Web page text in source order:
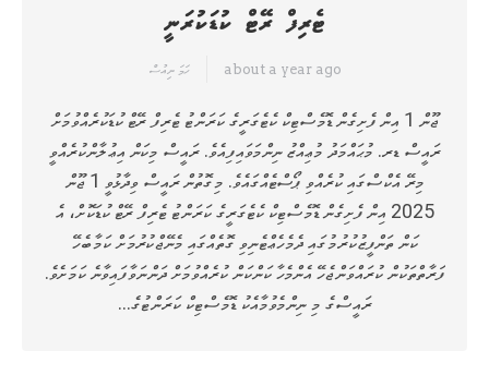
ޓެރިފް ރޭޓް ކުޑަކުރަނީ
ހަމަ ނިއުސް about a year ago
ޖޫން 1 އިން ފެށިގެން ޑޮމެސްޓިކް ކެޓެގަރީގެ ކަރަންޓު ޓެރިފް ރޭޓް ކުޑަކުރެއްވުމަށް
ރައީސް ޑރ. މުޙައްމަދު މުޢިއްޒު ނިންމަވައިފިއެވެ. ރައީސް މިކަން އިޢުލާންކުރެއްވީ
މިރޭ އެކްސްގައި ކުރެއްވި ޕޯސްޓެއްގައެވެ. މިގޮތުން ރައީސް ވިދާޅުވީ 1 ޖޫން
2025 އިން ފެށިގެން ޑޮމެސްޓިކް ކެޓެގަރީގެ ކަރަންޓު ޓެރިފް ރޭޓް ކުޑަކޮށް، އެ
ކަން ތަންފީޒުކުރުމުގައި ދެމެހެޢްޓެނިވި ގޮތެއްގައި މެނޭޖްކުރުމަށް ކަމާބެހޭ
ފަރާތްތަކުން ކުރައްވަންޖެހޭ އެންމެހާ ކަންކަން ކުރެއްވުމަށް ދަންނަވާފައިވާނެ ކަމަށެވެ.
ރައީސްގެ މި ނިންމެވުމާއެކު ޑޮމެސްޓިކް ކަރަންޓުގެ…